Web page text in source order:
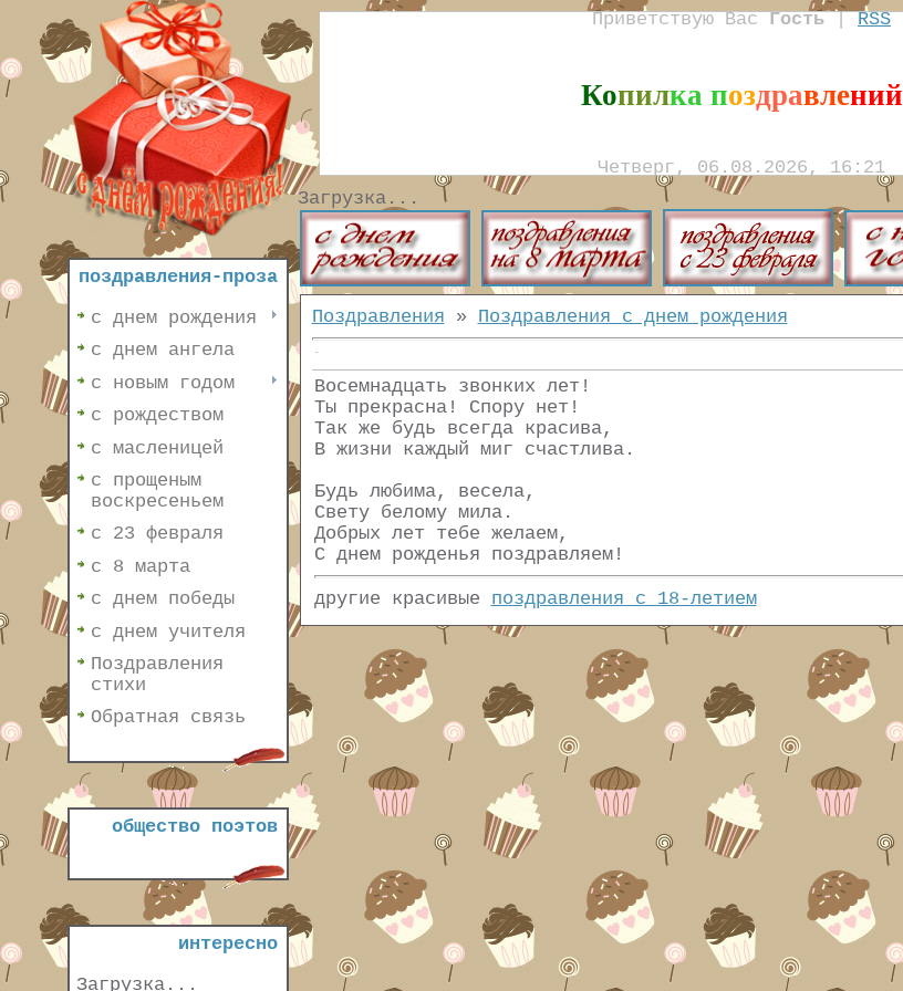
поздравления-проза
с днем рождения
с днем ангела
с новым годом
с рождеством
с масленицей
с прощеным
воскресеньем
с 23 февраля
с 8 марта
с днем победы
с днем учителя
Поздравления
стихи
Обратная связь
общество поэтов
интересно
Загрузка...
Приветствую Вас Гость|RSS
Копилка поздравлений
Четверг, 06.08.2026, 16:21
Загрузка...
Поздравления » Поздравления с днем рождения
Восемнадцать звонких лет!
Ты прекрасна! Спору нет!
Так же будь всегда красива,
В жизни каждый миг счастлива.
Будь любима, весела,
Свету белому мила.
Добрых лет тебе желаем,
С днем рожденья поздравляем!
другие красивые поздравления с 18-летием